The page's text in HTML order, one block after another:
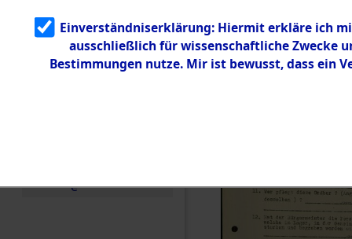
g
5.3.3
Todesmärsch
e
Einverständniserklärung: Hiermit erkläre ich
ausschließlich für wissenschaftliche Zwecke
Bestimmungen nutze. Mir ist bewusst, dass ein